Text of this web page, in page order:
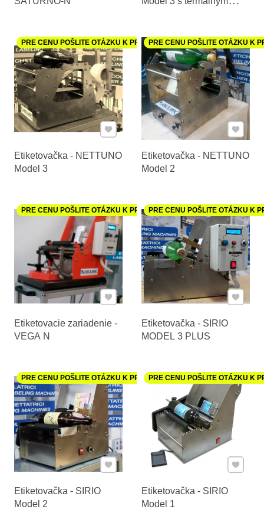
Etiketovačka - NETTUNO
Model 3
PRE CENU POŠLITE OTÁZKU K PRODUKTU
Pridať k Obľúbeným
Etiketovačka - NETTUNO
Model 2
PRE CENU POŠLITE OTÁZKU K
Pridať
Etiketovacie zariadenie -
VEGA N
PRE CENU POŠLITE OTÁZKU K PRODUKTU
Pridať k Obľúbeným
Etiketovačka - SIRIO
MODEL 3 PLUS
PRE CENU POŠLITE OTÁZKU K
Pridať k
Etiketovačka - SIRIO
Model 2
PRE CENU POŠLITE OTÁZKU K PRODUKTU
Pridať k Obľúbeným
Etiketovačka - SIRIO
Model 1
PRE CENU POŠLITE OTÁZKU K
Pridať